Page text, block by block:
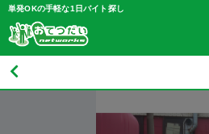
単発OKの手軽な1日バイト探し